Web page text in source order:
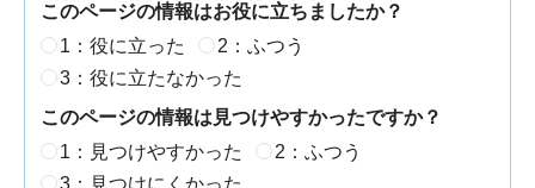
このページの情報はお役に立ちましたか？
1：役に立った
2：ふつう
3：役に立たなかった
このページの情報は見つけやすかったですか？
1：見つけやすかった
2：ふつう
3：見つけにくかった